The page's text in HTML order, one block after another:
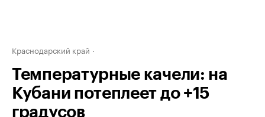
Краснодарский край
Температурные качели: на
Кубани потеплеет до +15
градусов